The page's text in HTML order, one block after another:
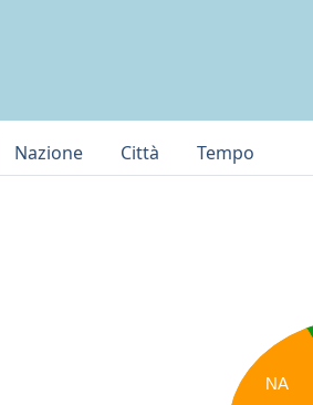
Nazione Città Tempo
NA